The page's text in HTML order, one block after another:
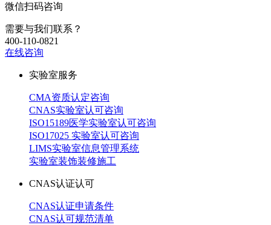
微信扫码咨询
需要与我们联系？
400-110-0821
在线咨询
实验室服务
CMA资质认定咨询
CNAS实验室认可咨询
ISO15189医学实验室认可咨询
ISO17025 实验室认可咨询
LIMS实验室信息管理系统
实验室装饰装修施工
CNAS认证认可
CNAS认证申请条件
CNAS认可规范清单